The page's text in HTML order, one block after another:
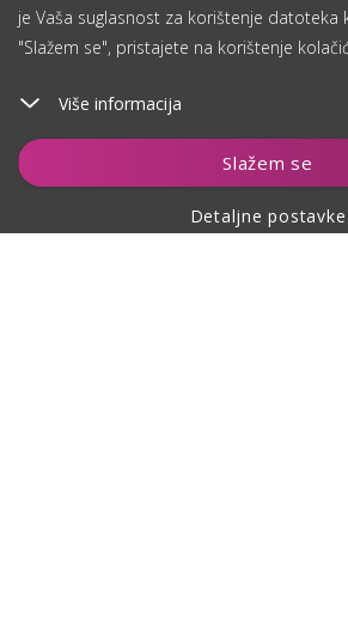
je Vaša suglasnost za korištenje datoteka
"Slažem se", pristajete na korištenje
Više informacija
Slažem se
Detaljne postavke